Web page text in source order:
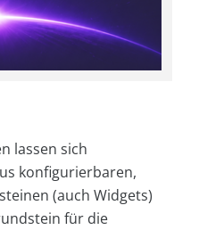
lassen sich
konfigurierbaren,
(auch Widgets)
für die